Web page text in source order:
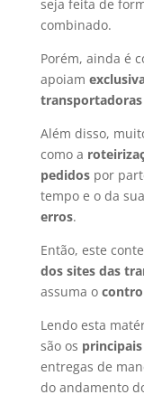
seja feita de
combinado.
Porém, ainda é
apoiam
transportadoras
Além disso,
como a
pedidos por
tempo e o da
erros.
Então, este
dos sites das
assuma o
Lendo esta
são os
entregas de
do andamento